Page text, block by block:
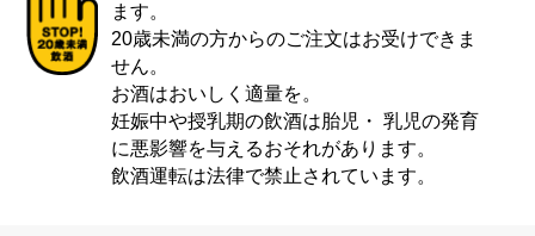
ます。
20歳未満の方からのご注文はお受けできま
せん。
お酒はおいしく適量を。
妊娠中や授乳期の飲酒は胎児・ 乳児の発育
に悪影響を与えるおそれがあります。
飲酒運転は法律で禁止されています。